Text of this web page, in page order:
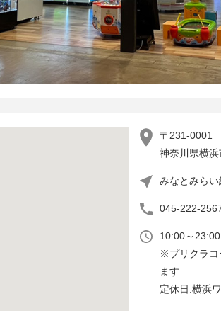
〒231-0001
神奈川県横
みなとみら
045-222-
10:00～
※プリクラコ
ます
定休日:横浜